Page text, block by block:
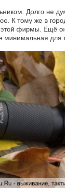
Долго не
К тому же в
фирмы. Ещё
минимальная